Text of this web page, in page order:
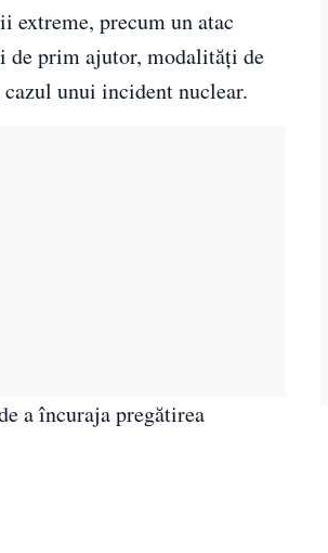
precum un atac
prim ajutor, modalități de
unui incident nuclear.
a încuraja pregătirea